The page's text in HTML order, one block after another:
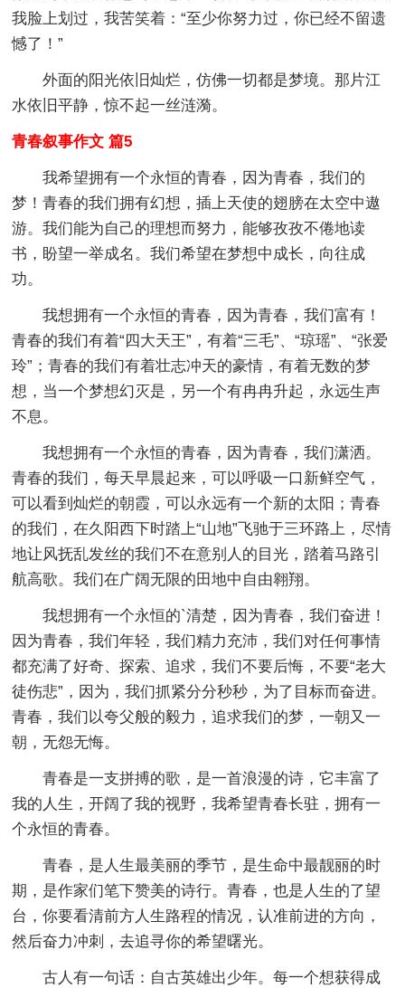
我脸上划过，我苦笑着：“至少你努力过，你已经不留遗
憾了！”
外面的阳光依旧灿烂，仿佛一切都是梦境。那片江
水依旧平静，惊不起一丝涟漪。
青春叙事作文 篇5
我希望拥有一个永恒的青春，因为青春，我们的
梦！青春的我们拥有幻想，插上天使的翅膀在太空中遨
游。我们能为自己的理想而努力，能够孜孜不倦地读
书，盼望一举成名。我们希望在梦想中成长，向往成
功。
我想拥有一个永恒的青春，因为青春，我们富有！
青春的我们有着“四大天王”，有着“三毛”、“琼瑶”、“张爱
玲”；青春的我们有着壮志冲天的豪情，有着无数的梦
想，当一个梦想幻灭是，另一个有冉冉升起，永远生声
不息。
我想拥有一个永恒的青春，因为青春，我们潇洒。
青春的我们，每天早晨起来，可以呼吸一口新鲜空气，
可以看到灿烂的朝霞，可以永远有一个新的太阳；青春
的我们，在久阳西下时踏上“山地”飞驰于三环路上，尽情
地让风抚乱发丝的我们不在意别人的目光，踏着马路引
航高歌。我们在广阔无限的田地中自由翱翔。
我想拥有一个永恒的`清楚，因为青春，我们奋进！
因为青春，我们年轻，我们精力充沛，我们对任何事情
都充满了好奇、探索、追求，我们不要后悔，不要“老大
徒伤悲”，因为，我们抓紧分分秒秒，为了目标而奋进。
青春，我们以夸父般的毅力，追求我们的梦，一朝又一
朝，无怨无悔。
青春是一支拼搏的歌，是一首浪漫的诗，它丰富了
我的人生，开阔了我的视野，我希望青春长驻，拥有一
个永恒的青春。
青春，是人生最美丽的季节，是生命中最靓丽的时
期，是作家们笔下赞美的诗行。青春，也是人生的了望
台，你要看清前方人生路程的情况，认准前进的方向，
然后奋力冲刺，去追寻你的希望曙光。
古人有一句话：自古英雄出少年。每一个想获得成